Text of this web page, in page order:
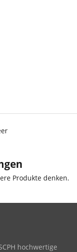
Produkte denken.
hochwertige